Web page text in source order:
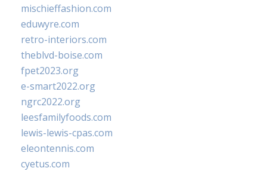
mischieffashion.com
eduwyre.com
retro-interiors.com
theblvd-boise.com
fpet2023.org
e-smart2022.org
ngrc2022.org
leesfamilyfoods.com
lewis-lewis-cpas.com
eleontennis.com
cyetus.com